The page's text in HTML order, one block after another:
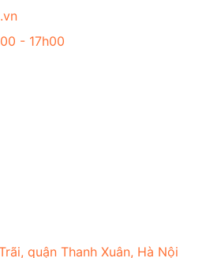
- 17h00
quận Thanh Xuân, Hà Nội